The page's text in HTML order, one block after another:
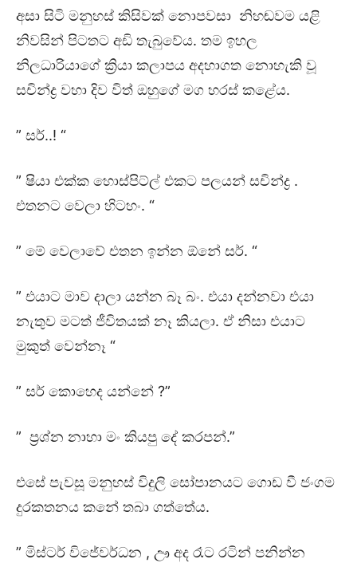
අසා සිටි මනුහස් කිසිවක් නොපවසා නිහඬවම යළි
නිවසින් පිටතට අඩි තැබුවේය. තම ඉහල
නිලධාරියාගේ ක්‍රියා කලාපය අදහාගත නොහැකි වූ
සචින්ද්‍ර වහා දිව විත් ඔහුගේ මග හරස් කළේය.
” සර්..! “
” ෂියා එක්ක හොස්පිට්ල් එකට පලයන් සචින්ද්‍ර .
එතනට වෙලා හිටහං. “
” මේ වෙලාවේ එතන ඉන්න ඕනේ සර්. “
” එයාට මාව දාලා යන්න බෑ බං. එයා දන්නවා එයා
නැතුව මටත් ජීවිතයක් නෑ කියලා. ඒ නිසා එයාට
මුකුත් වෙන්නෑ “
” සර් කොහෙද යන්නේ ?”
” ප්‍රශ්න නාහා මං කියපු දේ කරපන්.”
එසේ පැවසූ මනුහස් විදුලි සෝපානයට ගොඩ වී ජංගම
දුරකතනය කනේ තබා ගත්තේය.
” මිස්ටර් විජේවර්ධන , ඌ අද රෑට රටින් පනින්න